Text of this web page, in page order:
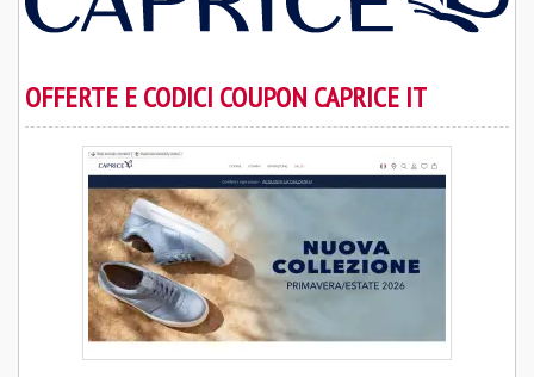
OFFERTE E CODICI COUPON CAPRICE IT